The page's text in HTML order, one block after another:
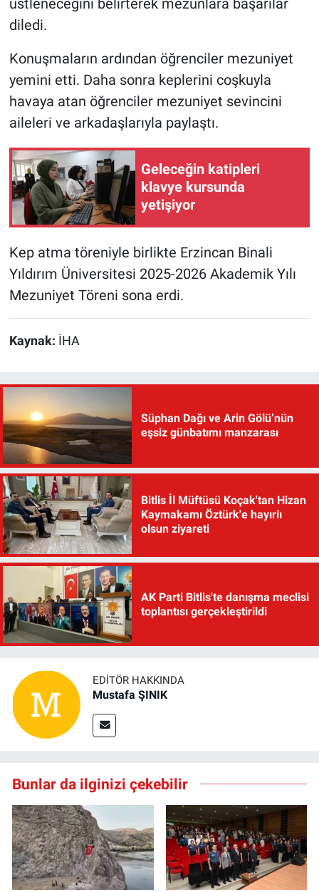
üstleneceğini belirterek mezunlara başarılar
diledi.
Konuşmaların ardından öğrenciler mezuniyet
yemini etti. Daha sonra keplerini coşkuyla
havaya atan öğrenciler mezuniyet sevincini
aileleri ve arkadaşlarıyla paylaştı.
Geleceğin katipleri
klavye kursunda
yetişiyor
Kep atma töreniyle birlikte Erzincan Binali
Yıldırım Üniversitesi 2025-2026 Akademik Yılı
Mezuniyet Töreni sona erdi.
Kaynak: İHA
Süphan Dağı ve Arin Gölü’nün
eşsiz günbatımı manzarası
Bitlis İl Müftüsü Koçak'tan Hizan
Kaymakamı Öztürk'e hayırlı
olsun ziyareti
AK Parti Bitlis'te danışma meclisi
toplantısı gerçekleştirildi
EDITÖR HAKKINDA
Mustafa ŞINIK
Bunlar da ilginizi çekebilir